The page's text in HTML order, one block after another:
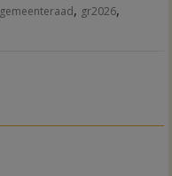
gemeenteraad, gr2026,